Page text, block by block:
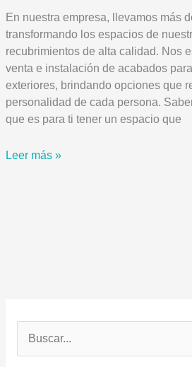
En nuestra empresa, llevamos más
transformando los espacios de
recubrimientos de alta calidad. Nos
venta e instalación de acabados
exteriores, brindando opciones que
personalidad de cada persona.
que es para ti tener un espacio que
Transforma
Leer más »
u